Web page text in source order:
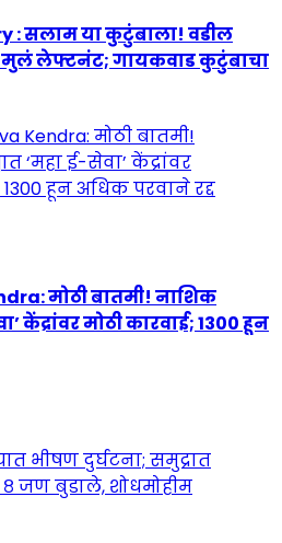
: सलाम या कुटुंबाला! वडील
मुलं लेफ्टनंट; गायकवाड कुटुंबाचा
मोठी बातमी! नाशिक
केंद्रांवर मोठी कारवाई; 1300 हून